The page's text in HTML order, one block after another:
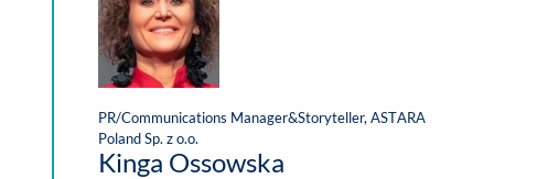
PR/Communications Manager&Storyteller, ASTARA
Poland Sp. z o.o.
Kinga Ossowska